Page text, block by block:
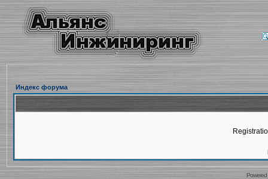
Индекс форума